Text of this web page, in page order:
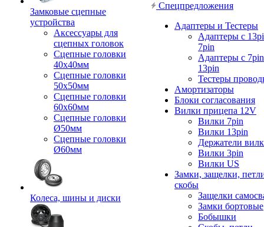
Замковые сцепные
устройства
Аксессуары для
сцепных головок
Сцепные головки
40x40мм
Сцепные головки
50x50мм
Сцепные головки
60x60мм
Сцепные головки
Ø50мм
Сцепные головки
Ø60мм
Колеса, шины и диски
Спецпредложения
Адаптеры и Тестеры
Адаптеры с
7pin
Адаптеры с
13pin
Тестеры
Амортизаторы
Блоки согласования
Вилки прицепа 12V
Вилки 7pin
Вилки 13pin
Держатели
Вилки 3pin
Вилки US
Замки, защелки,
скобы
Защелки
Замки бортовые
Бобышки